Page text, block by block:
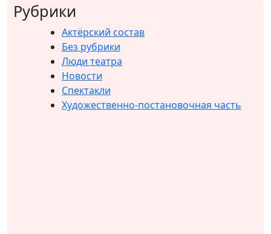
Рубрики
Актёрский состав
Без рубрики
Люди театра
Новости
Спектакли
Художественно-постановочная часть